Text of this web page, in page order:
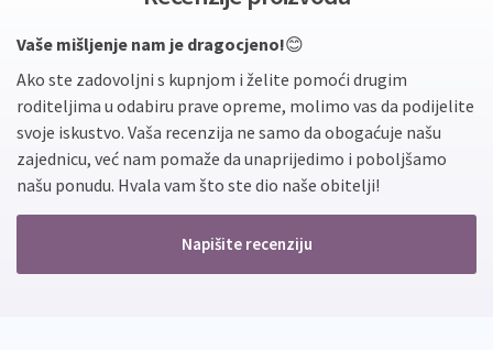
Vaše mišljenje nam je dragocjeno!😊
Ako ste zadovoljni s kupnjom i želite pomoći drugim
roditeljima u odabiru prave opreme, molimo vas da podijelite
svoje iskustvo. Vaša recenzija ne samo da obogaćuje našu
zajednicu, već nam pomaže da unaprijedimo i poboljšamo
našu ponudu. Hvala vam što ste dio naše obitelji!
Napišite recenziju